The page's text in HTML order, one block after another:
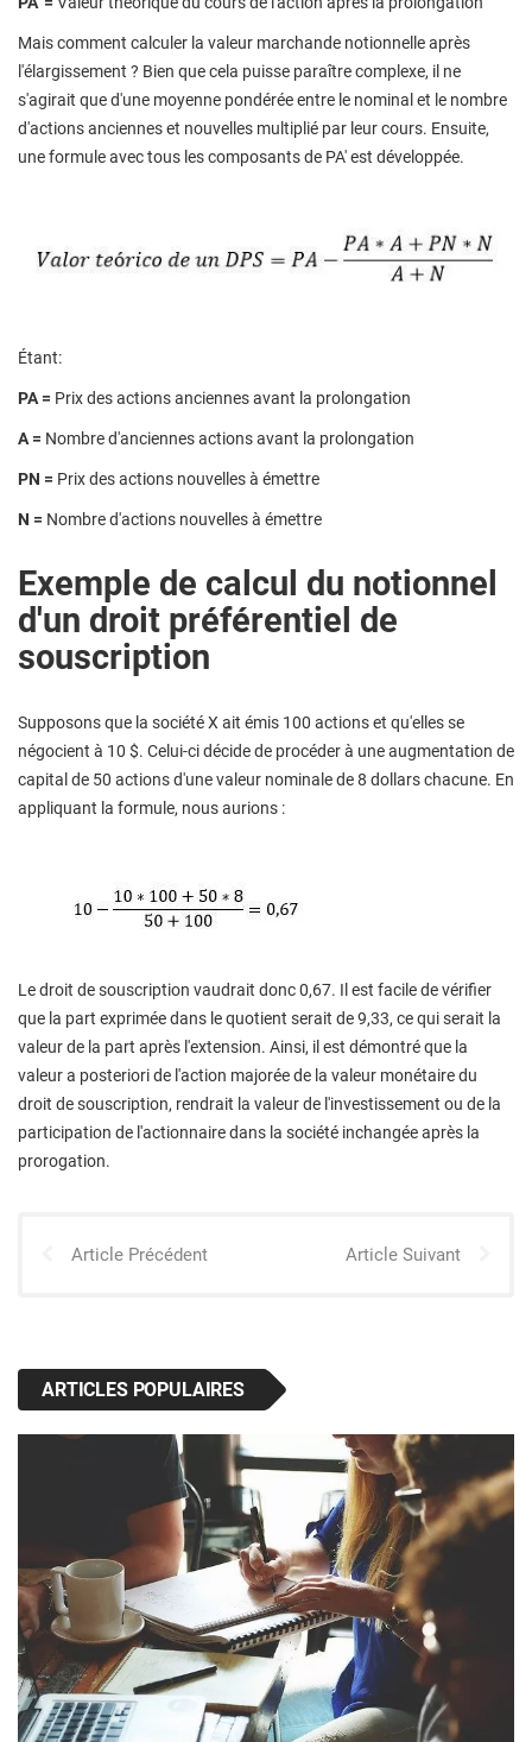
Mais comment calculer la valeur marchande notionnelle après
l'élargissement ? Bien que cela puisse paraître complexe, il ne
s'agirait que d'une moyenne pondérée entre le nominal et le nombre
d'actions anciennes et nouvelles multiplié par leur cours. Ensuite,
une formule avec tous les composants de PA' est développée.
Étant:
PA = Prix ​​des actions anciennes avant la prolongation
A = Nombre d'anciennes actions avant la prolongation
PN = Prix ​​des actions nouvelles à émettre
N = Nombre d'actions nouvelles à émettre
Exemple de calcul du notionnel
d'un droit préférentiel de
souscription
Supposons que la société X ait émis 100 actions et qu'elles se
négocient à 10 $. Celui-ci décide de procéder à une augmentation de
capital de 50 actions d'une valeur nominale de 8 dollars chacune. En
appliquant la formule, nous aurions :
Le droit de souscription vaudrait donc 0,67. Il est facile de vérifier
que la part exprimée dans le quotient serait de 9,33, ce qui serait la
valeur de la part après l'extension. Ainsi, il est démontré que la
valeur a posteriori de l'action majorée de la valeur monétaire du
droit de souscription, rendrait la valeur de l'investissement ou de la
participation de l'actionnaire dans la société inchangée après la
prorogation.
Article Précédent Article Suivant
ARTICLES POPULAIRES